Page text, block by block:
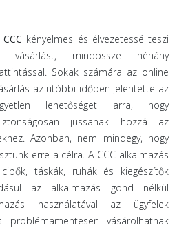
CCC kényelmes és élvezetessé teszi
vásárlást, mindössze néhány
Sokak számára az online
az utóbbi időben jelentette az
lehetőséget arra, hogy
jussanak hozzá az
Azonban, nem mindegy, hogy
erre a célra. A CCC alkalmazás
táskák, ruhák és kiegészítők
az alkalmazás gond nélkül
használatával az ügyfelek
problémamentesen vásárolhatnak